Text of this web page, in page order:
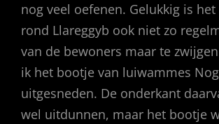
nog veel oefenen. Gelukkig is
rond Llareggyb ook niet zo
van de bewoners maar te
ik het bootje van luiwammes
uitgesneden. De onderkant
wel uitdunnen, maar het bootje